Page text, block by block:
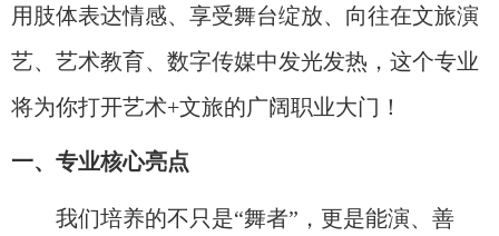
用肢体表达情感、享受舞台绽放、向往在文旅演
艺、艺术教育、数字传媒中发光发热，这个专业
将为你打开艺术+文旅的广阔职业大门！
一、专业核心亮点
我们培养的不只是“舞者”，更是能演、善